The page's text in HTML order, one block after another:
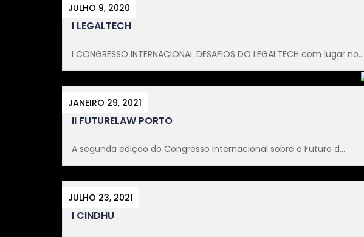
JULHO 9, 2020
I LEGALTECH
I CONGRESSO INTERNACIONAL DESAFIOS DO LEGALTECH com lugar no...
JANEIRO 29, 2021
II FUTURELAW PORTO
A segunda edição do Congresso Internacional sobre o Futuro d...
JULHO 23, 2021
I CINDHU